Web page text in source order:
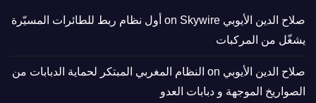
صلاح الدين الأيوبي
Skywire أول نظام ربط للطائرات المسيّرة
يشغّل من المركبات
صلاح الدين الأيوبي
النظام المغربي المبتكر لحماية الدبابات من
الصواريخ الموجهة و دبابات العدو